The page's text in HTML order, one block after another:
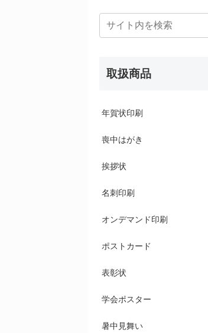
取扱商品
年賀状印刷
喪中はがき
挨拶状
名刺印刷
オンデマンド印刷
ポストカード
表彰状
学会ポスター
暑中見舞い